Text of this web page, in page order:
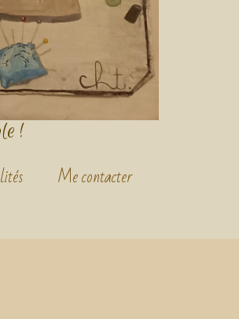
!
Me contacter